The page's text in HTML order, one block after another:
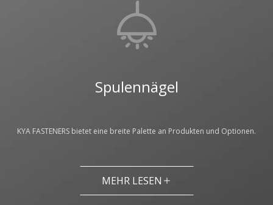
Spulennägel
KYA FASTENERS bietet eine breite Palette an Produkten und Optionen.​​​​​​​
MEHR LESEN